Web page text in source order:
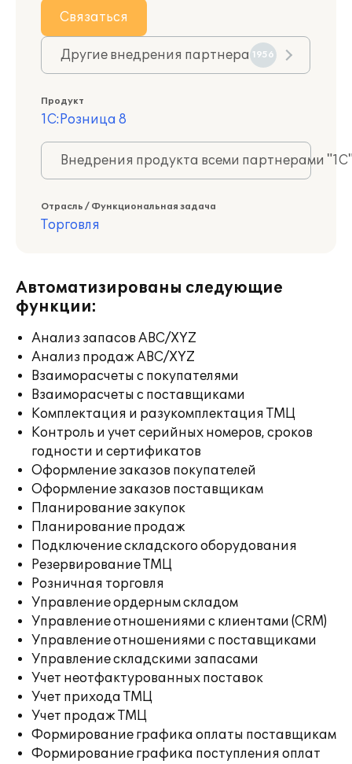
Связаться
Другие внедрения партнера 1956
Продукт
1С:Розница 8
Внедрения продукта всеми партнерами
Отрасль / Функциональная задача
Торговля
Автоматизированы следующие
функции:
Анализ запасов ABC/XYZ
Анализ продаж ABC/XYZ
Взаиморасчеты с покупателями
Взаиморасчеты с поставщиками
Комплектация и разукомплектация ТМЦ
Контроль и учет серийных номеров, сроков
годности и сертификатов
Оформление заказов покупателей
Оформление заказов поставщикам
Планирование закупок
Планирование продаж
Подключение складского оборудования
Резервирование ТМЦ
Розничная торговля
Управление ордерным складом
Управление отношениями с клиентами (CRM)
Управление отношениями с поставщиками
Управление складскими запасами
Учет неотфактурованных поставок
Учет прихода ТМЦ
Учет продаж ТМЦ
Формирование графика оплаты поставщикам
Формирование графика поступления оплат